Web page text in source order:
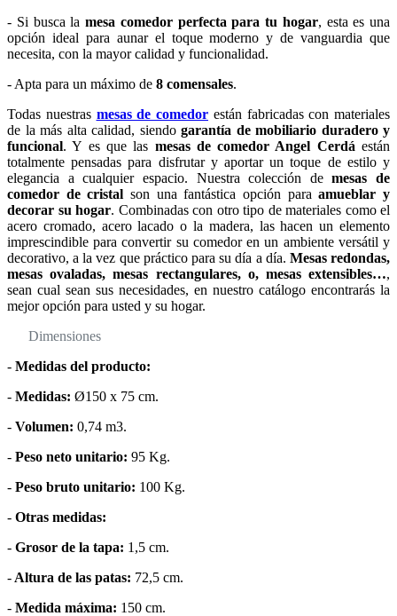
- Si busca la mesa comedor perfecta para tu hogar, esta es una
opción ideal para aunar el toque moderno y de vanguardia que
necesita, con la mayor calidad y funcionalidad.
- Apta para un máximo de 8 comensales.
Todas nuestras mesas de comedor están fabricadas con materiales
de la más alta calidad, siendo garantía de mobiliario duradero y
funcional. Y es que las mesas de comedor Angel Cerdá están
totalmente pensadas para disfrutar y aportar un toque de estilo y
elegancia a cualquier espacio. Nuestra colección demesas de
comedor de cristal son una fantástica opción paraamueblar y
decorar su hogar. Combinadas con otro tipo de materiales como el
acero cromado, acero lacado o la madera, las hacen un elemento
imprescindible para convertir su comedor en un ambiente versátil y
decorativo, a la vez que práctico para su día a día. Mesas redondas,
mesas ovaladas, mesas rectangulares, o, mesas extensibles…,
sean cual sean sus necesidades, en nuestro catálogo encontrarás la
mejor opción para usted y su hogar.
Dimensiones
- Medidas del producto:
- Medidas: Ø150 x 75 cm.
- Volumen: 0,74 m3.
- Peso neto unitario: 95 Kg.
- Peso bruto unitario: 100 Kg.
- Otras medidas:
- Grosor de la tapa: 1,5 cm.
- Altura de las patas: 72,5 cm.
- Medida máxima: 150 cm.